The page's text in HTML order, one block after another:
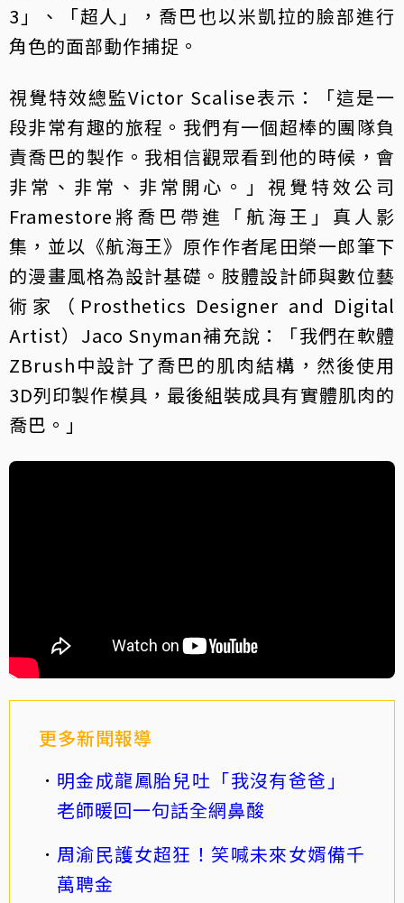
3」、「超人」，喬巴也以米凱拉的臉部進行
角色的面部動作捕捉。
視覺特效總監Victor Scalise表示：「這是一
段非常有趣的旅程。我們有一個超棒的團隊負
責喬巴的製作。我相信觀眾看到他的時候，會
非常、非常、非常開心。」視覺特效公司
Framestore將喬巴帶進「航海王」真人影
集，並以《航海王》原作作者尾田榮一郎筆下
的漫畫風格為設計基礎。肢體設計師與數位藝
術家（Prosthetics Designer and Digital
Artist）Jaco Snyman補充說：「我們在軟體
ZBrush中設計了喬巴的肌肉結構，然後使用
3D列印製作模具，最後組裝成具有實體肌肉的
喬巴。」
更多新聞報導
明金成龍鳳胎兒吐「我沒有爸爸」
老師暖回一句話全網鼻酸
周渝民護女超狂！笑喊未來女婿備千
萬聘金